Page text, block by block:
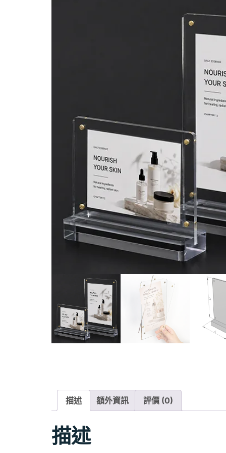
描述 額外資訊 評價 (0)
描述